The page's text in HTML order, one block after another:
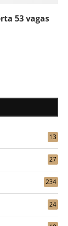
53 vagas
13
27
234
24